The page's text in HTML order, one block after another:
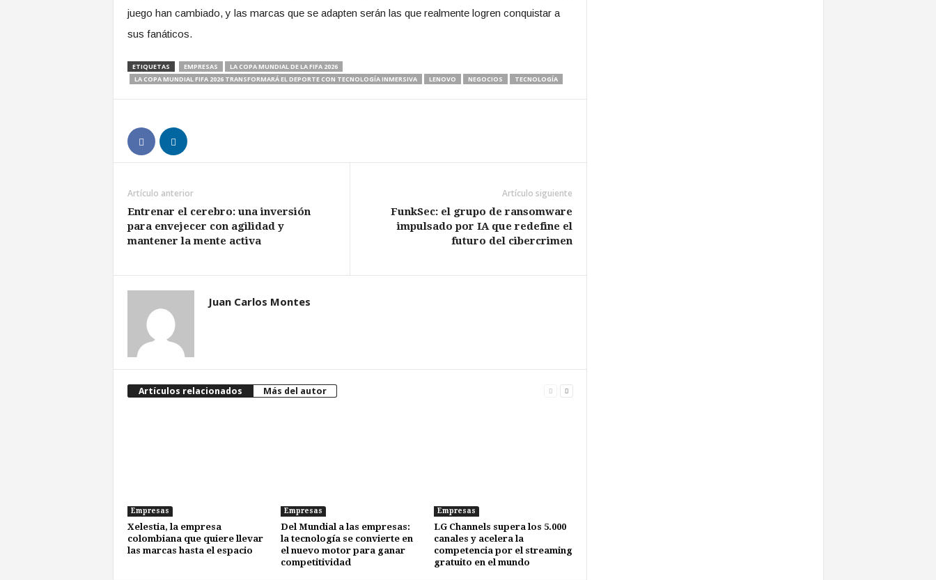
juego han cambiado, y las marcas que se adapten serán las que realmente logren conquistar a
sus fanáticos.
ETIQUETAS EMPRESAS
LA COPA MUNDIAL DE LA FIFA 2026
LA COPA MUNDIAL FIFA 2026 TRANSFORMARÁ EL DEPORTE CON TECNOLOGÍA INMERSIVA
LENOVO NEGOCIOS TECNOLOGÍA
Artículo anterior
Entrenar el cerebro: una inversión
para envejecer con agilidad y
mantener la mente activa
Artículo siguiente
FunkSec: el grupo de ransomware
impulsado por IA que redefine el
futuro del cibercrimen
Juan Carlos Montes
Artículos relacionados Más del autor
Empresas
Xelestia, la empresa
colombiana que quiere llevar
las marcas hasta el espacio
Empresas
Del Mundial a las empresas:
la tecnología se convierte en
el nuevo motor para ganar
competitividad
Empresas
LG Channels supera los 5.000
canales y acelera la
competencia por el streaming
gratuito en el mundo